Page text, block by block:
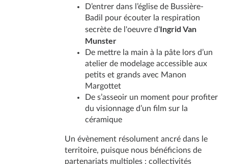
D’entrer dans l’église de Bussière-
Badil pour écouter la respiration
secrète de l'oeuvre d'Ingrid Van
Munster
De mettre la main à la pâte lors d’un
atelier de modelage accessible aux
petits et grands avec Manon
Margottet
De s’asseoir un moment pour profiter
du visionnage d’un film sur la
céramique
Un évènement résolument ancré dans le
territoire, puisque nous bénéficions de
partenariats multiples : collectivités